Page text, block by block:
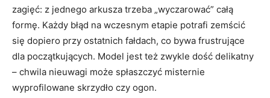
zagięć: z jednego arkusza trzeba „wyczarować” całą
formę. Każdy błąd na wczesnym etapie potrafi zemścić
się dopiero przy ostatnich fałdach, co bywa frustrujące
dla początkujących. Model jest też zwykle dość delikatny
– chwila nieuwagi może spłaszczyć misternie
wyprofilowane skrzydło czy ogon.